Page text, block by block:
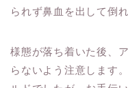
られず鼻血を出して倒
様態が落ち着いた後、
らないよう注意します